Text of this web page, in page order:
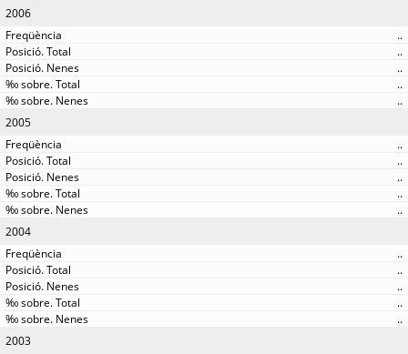
2006
..
..
..
..
..
2005
..
..
..
..
..
2004
..
..
..
..
..
2003